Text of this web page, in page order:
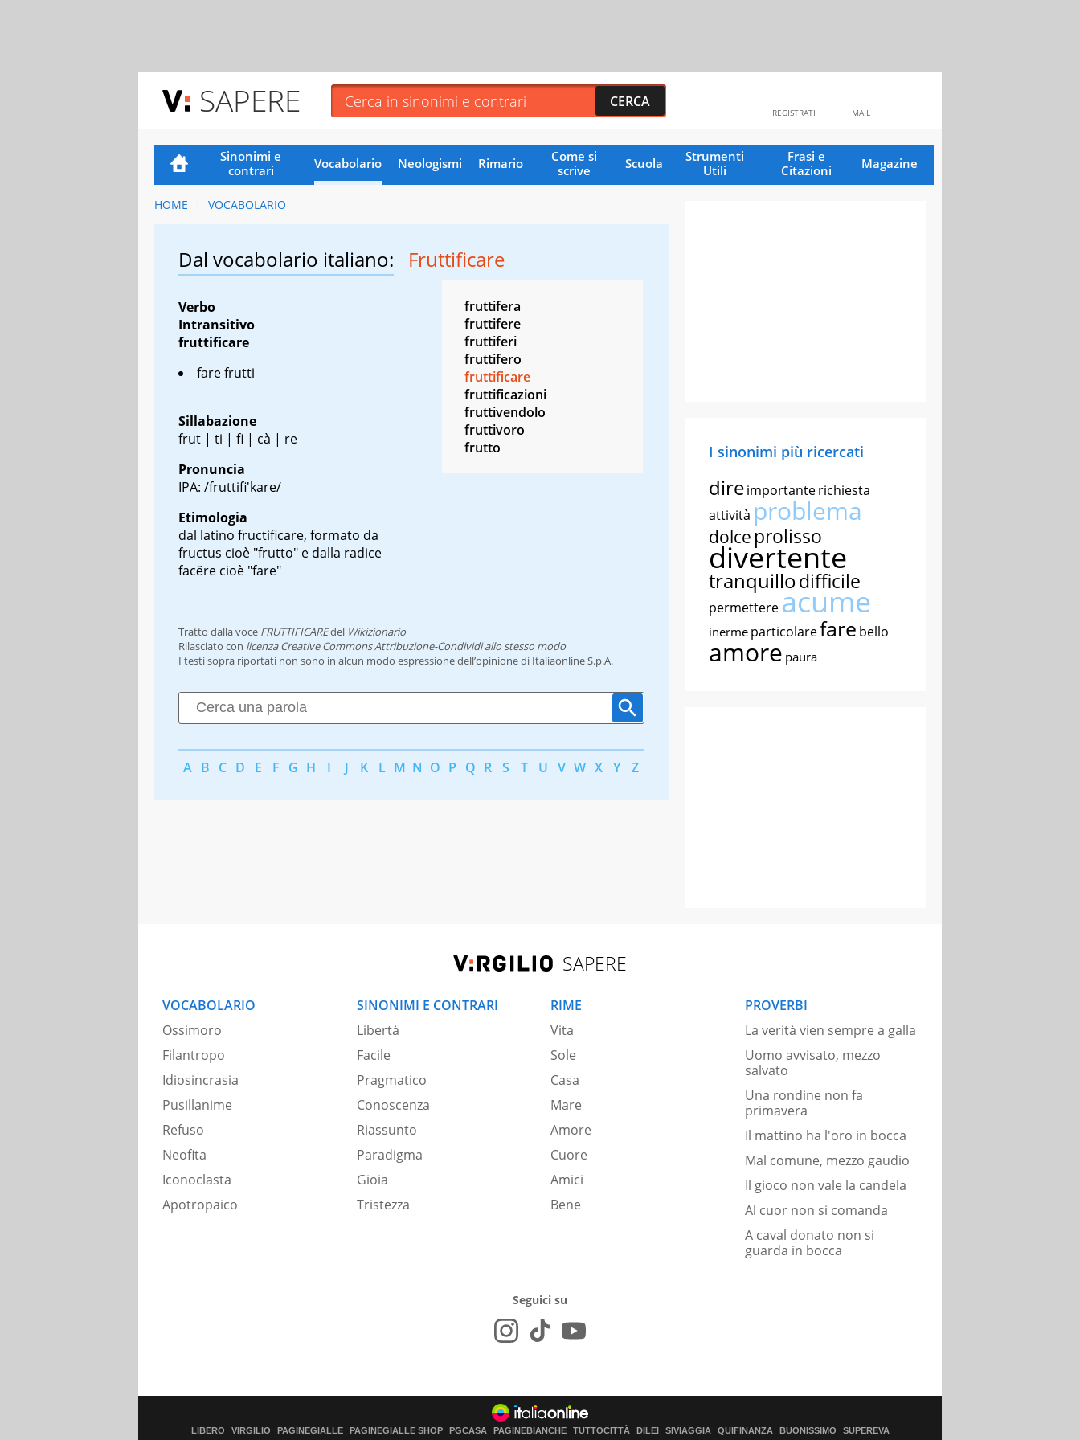
SAPERE MAIL
REGISTRATI
Sinonimi e
contrari
Vocabolario Neologismi Rimario
Come si
scrive
Scuola
Strumenti
Utili
Frasi e
Citazioni
Magazine
HOME VOCABOLARIO
Dal vocabolario italiano: Fruttificare
Verbo
Intransitivo
fruttificare
fare frutti
Sillabazione
frut | ti | fi | cà | re
Pronuncia
IPA: /fruttifi'kare/
Etimologia
dal latino fructificare, formato da
fructus cioè "frutto" e dalla radice
facĕre cioè "fare"
fruttifera
fruttifere
fruttiferi
fruttifero
fruttificare
fruttificazioni
fruttivendolo
fruttivoro
frutto
Tratto dalla voce FRUTTIFICAREdel Wikizionario
Rilasciato con licenza Creative Commons Attribuzione-Condividi allo stesso modo
I testi sopra riportati non sono in alcun modo espressione dell’opinione di Italiaonline S.p.A.
A B C D E F G H I J K L M N O P Q R S T U V W X Y Z
I sinonimi più ricercati
direimportanterichiesta
attività problema
dolce prolisso
divertente
tranquillodifficile
permettereacume
inerme particolarefare bello
amore paura
SAPERE
VOCABOLARIO
Ossimoro
Filantropo
Idiosincrasia
Pusillanime
Refuso
Neofita
Iconoclasta
Apotropaico
SINONIMI E CONTRARI
Libertà
Facile
Pragmatico
Conoscenza
Riassunto
Paradigma
Gioia
Tristezza
RIME
Vita
Sole
Casa
Mare
Amore
Cuore
Amici
Bene
PROVERBI
La verità vien sempre a galla
Uomo avvisato, mezzo
salvato
Una rondine non fa
primavera
Il mattino ha l'oro in bocca
Mal comune, mezzo gaudio
Il gioco non vale la candela
Al cuor non si comanda
A caval donato non si
guarda in bocca
Seguici su
LIBERO VIRGILIO PAGINEGIALLE PAGINEGIALLE SHOP PGCASA PAGINEBIANCHE TUTTOCITTÀ DILEI SIVIAGGIA QUIFINANZA BUONISSIMO SUPEREVA